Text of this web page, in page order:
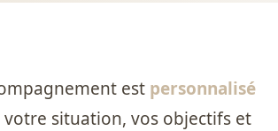
est personnalisé
votre situation, vos objectifs et